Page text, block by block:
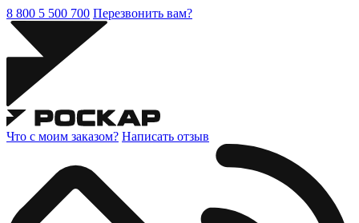
8 800 5 500 700 Перезвонить вам?
Что с моим заказом? Написать отзыв